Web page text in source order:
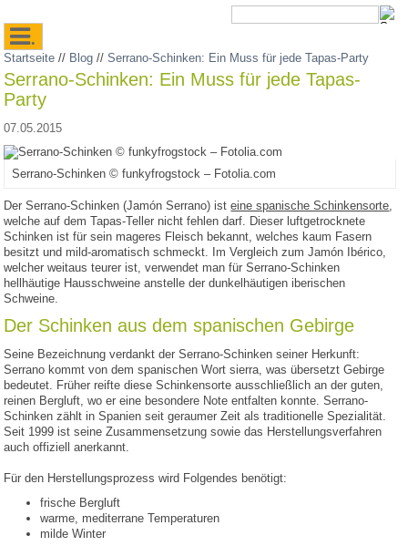
.
Startseite // Blog //Serrano-Schinken: Ein Muss für jede Tapas-Party
Serrano-Schinken: Ein Muss für jede Tapas-
Party
07.05.2015
Serrano-Schinken © funkyfrogstock – Fotolia.com
Der Serrano-Schinken (Jamón Serrano) isteine spanische Schinkensorte,
welche auf dem Tapas-Teller nicht fehlen darf. Dieser luftgetrocknete
Schinken ist für sein mageres Fleisch bekannt, welches kaum Fasern
besitzt und mild-aromatisch schmeckt. Im Vergleich zum Jamón Ibérico,
welcher weitaus teurer ist, verwendet man für Serrano-Schinken
hellhäutige Hausschweine anstelle der dunkelhäutigen iberischen
Schweine.
Der Schinken aus dem spanischen Gebirge
Seine Bezeichnung verdankt der Serrano-Schinken seiner Herkunft:
Serrano kommt von dem spanischen Wort sierra, was übersetzt Gebirge
bedeutet. Früher reifte diese Schinkensorte ausschließlich an der guten,
reinen Bergluft, wo er eine besondere Note entfalten konnte. Serrano-
Schinken zählt in Spanien seit geraumer Zeit als traditionelle Spezialität.
Seit 1999 ist seine Zusammensetzung sowie das Herstellungsverfahren
auch offiziell anerkannt.
Für den Herstellungsprozess wird Folgendes benötigt:
frische Bergluft
warme, mediterrane Temperaturen
milde Winter